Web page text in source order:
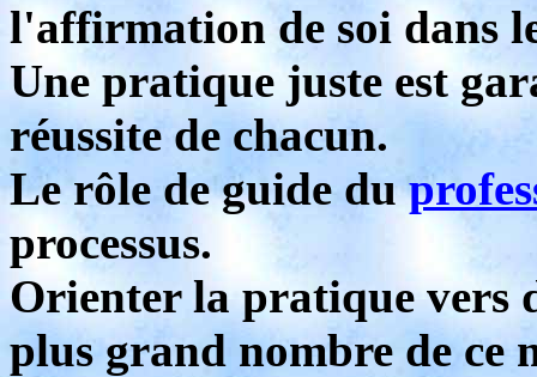
l'affirmation de soi dans
Une pratique juste est
réussite de chacun.
Le rôle de guide du
processus.
Orienter la pratique vers
plus grand nombre de ce